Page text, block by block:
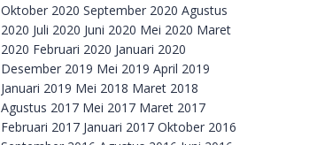
Oktober 2020 September 2020 Agustus
2020 Juli 2020 Juni 2020 Mei 2020 Maret
2020 Februari 2020 Januari 2020
Desember 2019 Mei 2019 April 2019
Januari 2019 Mei 2018 Maret 2018
Agustus 2017 Mei 2017 Maret 2017
Februari 2017 Januari 2017 Oktober 2016